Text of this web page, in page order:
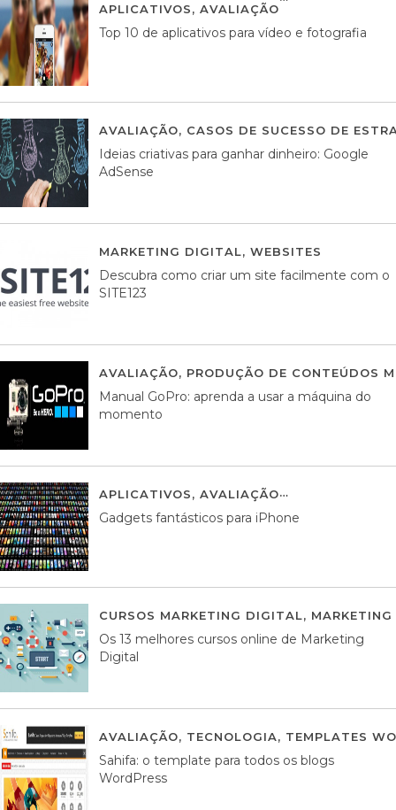
APLICATIVOS, AVALIAÇÃO
Top 10 de aplicativos para vídeo e fotografia
AVALIAÇÃO, CASOS DE SUCESSO DE
Ideias criativas para ganhar dinheiro: Google
AdSense
MARKETING DIGITAL, WEBSITES
Descubra como criar um site facilmente com o
SITE123
AVALIAÇÃO, PRODUÇÃO DE CONTEÚDOS
Manual GoPro: aprenda a usar a máquina do
momento
APLICATIVOS, AVALIAÇÃO
Gadgets fantásticos para iPhone
CURSOS MARKETING DIGITAL,
Os 13 melhores cursos online de Marketing
Digital
AVALIAÇÃO, TECNOLOGIA, TEMPLATES
Sahifa: o template para todos os blogs
WordPress